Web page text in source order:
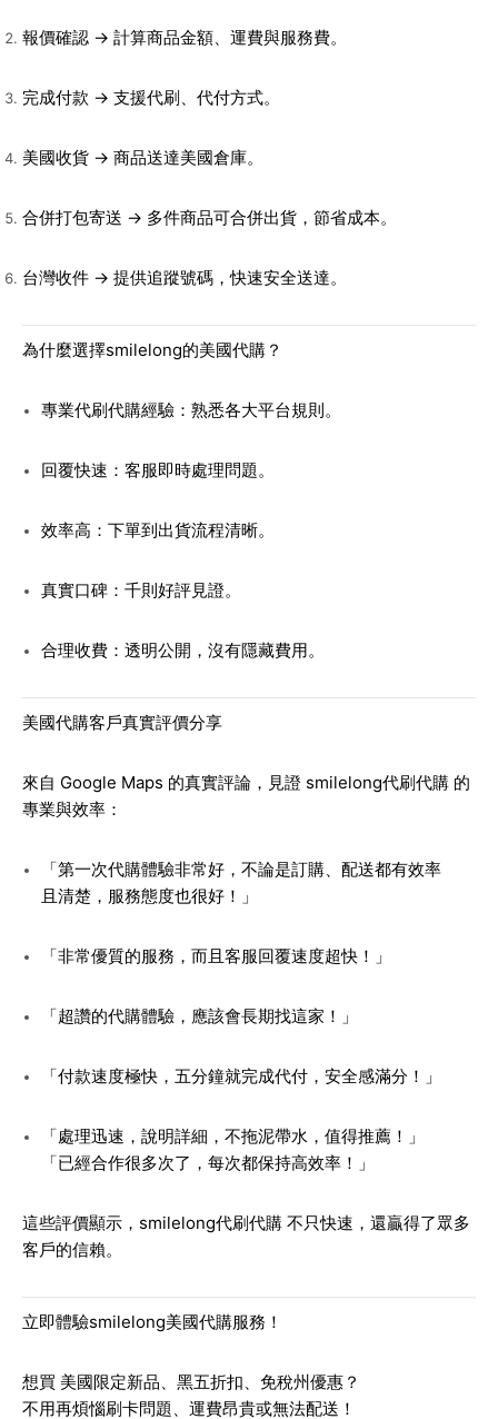
報價確認 → 計算商品金額、運費與服務費。
完成付款 → 支援代刷、代付方式。
美國收貨 → 商品送達美國倉庫。
合併打包寄送 → 多件商品可合併出貨，節省成本。
台灣收件 → 提供追蹤號碼，快速安全送達。
為什麼選擇smilelong的美國代購？
專業代刷代購經驗：熟悉各大平台規則。
回覆快速 ：客服即時處理問題。
效率高 ：下單到出貨流程清晰。
真實口碑：千則好評見證。
合理收費：透明公開，沒有隱藏費用。
美國代購客戶真實評價分享
來自 Google Maps 的真實評論，見證 smilelong代刷代購 的
專業與效率：
「第一次代購體驗非常好，不論是訂購、配送都有效率
且清楚，服務態度也很好！」
「非常優質的服務，而且客服回覆速度超快！」
「超讚的代購體驗，應該會長期找這家！」
「付款速度極快，五分鐘就完成代付，安全感滿分！」
「處理迅速，說明詳細，不拖泥帶水，值得推薦！」
「已經合作很多次了，每次都保持高效率！」
這些評價顯示， smilelong代刷代購 不只快速，還贏得了眾多
客戶的信賴。
立即體驗smilelong美國代購服務！
想買 美國限定新品、黑五折扣、免稅州優惠 ？
不用再煩惱刷卡問題、運費昂貴或無法配送！